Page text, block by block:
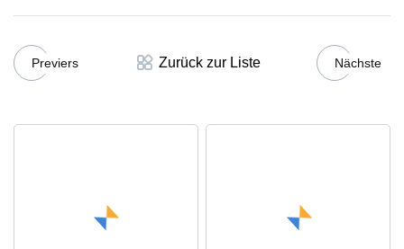
Previers Zurück zur Liste Nächste